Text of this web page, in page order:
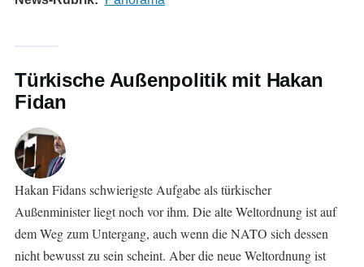
Türkische Außenpolitik mit Hakan
Fidan
Hakan Fidans schwierigste Aufgabe als türkischer
Außenminister liegt noch vor ihm. Die alte Weltordnung ist auf
dem Weg zum Untergang, auch wenn die NATO sich dessen
nicht bewusst zu sein scheint. Aber die neue Weltordnung ist